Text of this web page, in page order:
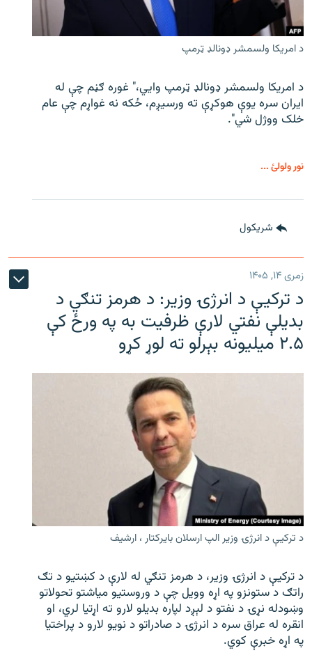
د امریکا ولسمشر ډونالډ ټرمپ
د امریکا ولسمشر ډونالډ ټرمپ وايي،" غوره ګڼم چې له
ایران سره یوې هوکړې ته ورسیږم، ځکه نه غواړم چې عام
خلک ووژل شي".
نور ولولئ ...
شريکول
زمری ۱۴, ۱۴۰۵
د ترکیې د انرژۍ وزیر: د هرمز تنګي د
بدیلې نفتي لارې ظرفیت به په ورځ کې
۲.۵ میلیونه بېرلو ته لوړ کړو
د ترکیې د انرژۍ وزیر الپ ارسلان بایرکتار ، ارشیف
د ترکیې د انرژۍ وزیر، د هرمز تنګي له لارې د کښتیو د تګ
راتګ د ستونزو په اړه وویل چې د وروستیو میاشتو تحولاتو
وښودله نړۍ د نفتو د لېږد لپاره بدیلو لارو ته اړتیا لري، او
انقره له عراق سره د انرژۍ د صادراتو د نویو لارو د پراختیا
په اړه خبرې کوي.